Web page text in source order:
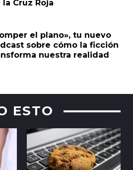
la Cruz Roja
el plano», tu nuevo
sobre cómo la ficción
nuestra realidad
ESTO